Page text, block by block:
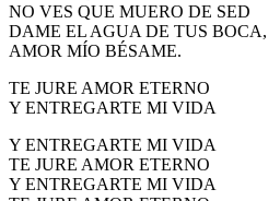
NO VES QUE MUERO DE SED
DAME EL AGUA DE TUS BOCA,
AMOR MÍO BÉSAME.
TE JURE AMOR ETERNO
Y ENTREGARTE MI VIDA
Y ENTREGARTE MI VIDA
TE JURE AMOR ETERNO
Y ENTREGARTE MI VIDA